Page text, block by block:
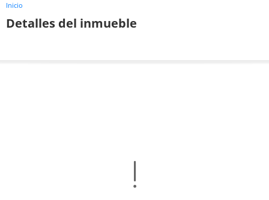
Inicio
Detalles del inmueble